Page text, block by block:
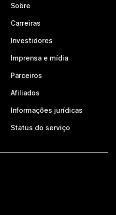
Sobre
Carreiras
Investidores
Imprensa e mídia
Parceiros
Afiliados
Informações jurídicas
Status do serviço